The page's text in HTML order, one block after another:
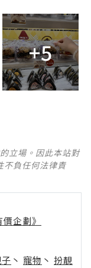
+5
立場。因此本站對
不負任何法律責
企劃》
丶 寵物 丶 扮靚